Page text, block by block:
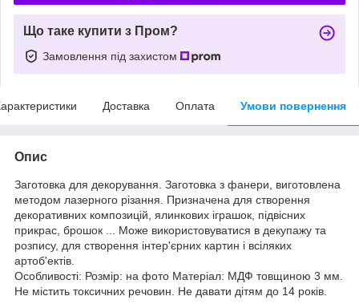
Що таке купити з Пром?
Замовлення під захистом
Доставка Оплата Умови повернення
Опис
Заготовка для декорування. Заготовка з фанери, виготовлена
методом лазерного різання. Призначена для створення
декоративних композицій, ялинкових іграшок, підвісних
прикрас, брошок ... Може використовуватися в декупажу та
розпису, для створення інтер'єрних картин і всіляких
артоб'ектів.
Особливості: Розмір: на фото Матеріал: МДФ товщиною 3 мм.
Не містить токсичних речовин. Не давати дітям до 14 років.